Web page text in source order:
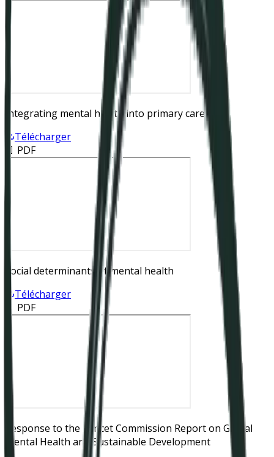
Integrating mental health into primary care
Télécharger
📄 PDF
Social determinants of mental health
Télécharger
📄 PDF
Response to the Lancet Commission Report on Global
Mental Health and Sustainable Development